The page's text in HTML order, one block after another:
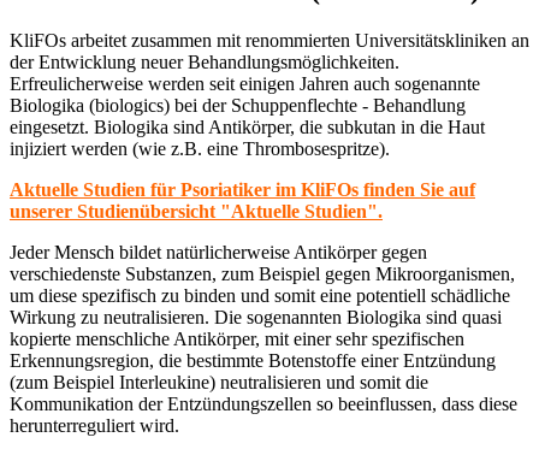
KliFOs arbeitet zusammen mit renommierten Universitätskliniken an
der Entwicklung neuer Behandlungsmöglichkeiten.
Erfreulicherweise werden seit einigen Jahren auch sogenannte
Biologika (biologics) bei der Schuppenflechte - Behandlung
eingesetzt. Biologika sind Antikörper, die subkutan in die Haut
injiziert werden (wie z.B. eine Thrombosespritze).
Aktuelle Studien für Psoriatiker im KliFOs finden Sie auf
unserer Studienübersicht "Aktuelle Studien".
Jeder Mensch bildet natürlicherweise Antikörper gegen
verschiedenste Substanzen, zum Beispiel gegen Mikroorganismen,
um diese spezifisch zu binden und somit eine potentiell schädliche
Wirkung zu neutralisieren. Die sogenannten Biologika sind quasi
kopierte menschliche Antikörper, mit einer sehr spezifischen
Erkennungsregion, die bestimmte Botenstoffe einer Entzündung
(zum Beispiel Interleukine) neutralisieren und somit die
Kommunikation der Entzündungszellen so beeinflussen, dass diese
herunterreguliert wird.